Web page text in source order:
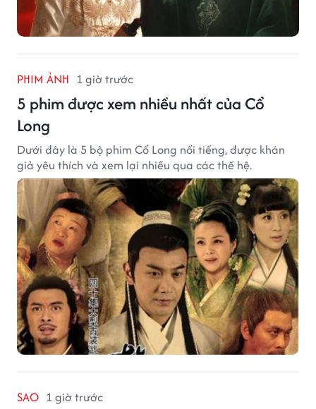
PHIM ẢNH 1 giờ trước
5 phim được xem nhiều nhất của Cổ
Long
Dưới đây là 5 bộ phim Cổ Long nổi tiếng, được khán
giả yêu thích và xem lại nhiều qua các thế hệ.
SAO 1 giờ trước